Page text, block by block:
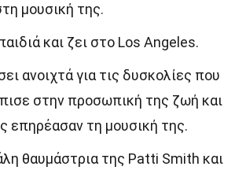
μουσική της.
και ζει στο Los Angeles.
ανοιχτά για τις δυσκολίες που
στην προσωπική της ζωή και
επηρέασαν τη μουσική της.
θαυμάστρια της Patti Smith και